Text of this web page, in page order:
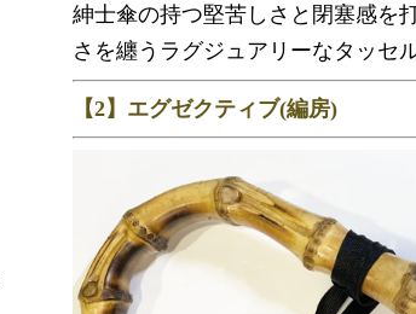
紳士傘の持つ堅苦しさと閉塞感を
さを纏うラグジュアリーなタッセル
【2】エグゼクティブ(編房)